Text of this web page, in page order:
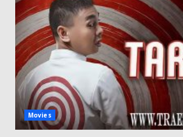
Movies